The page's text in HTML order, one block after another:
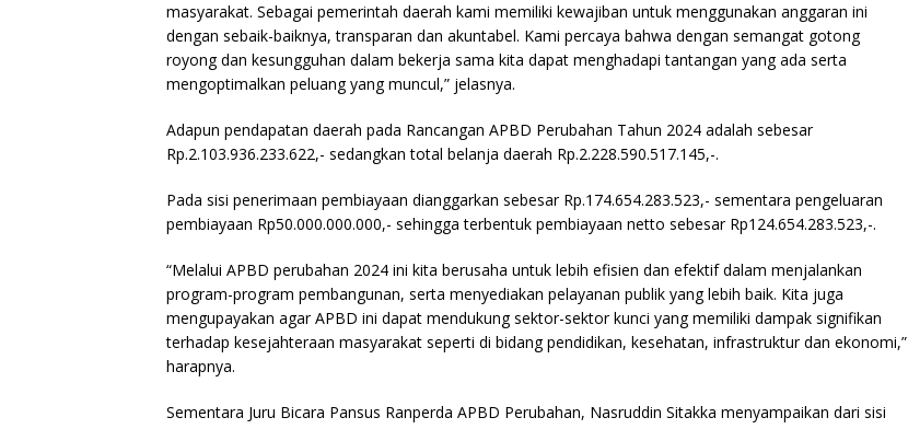
masyarakat. Sebagai pemerintah daerah kami memiliki kewajiban untuk menggunakan anggaran ini
dengan sebaik-baiknya, transparan dan akuntabel. Kami percaya bahwa dengan semangat gotong
royong dan kesungguhan dalam bekerja sama kita dapat menghadapi tantangan yang ada serta
mengoptimalkan peluang yang muncul,” jelasnya.
Adapun pendapatan daerah pada Rancangan APBD Perubahan Tahun 2024 adalah sebesar
Rp.2.103.936.233.622,- sedangkan total belanja daerah Rp.2.228.590.517.145,-.
Pada sisi penerimaan pembiayaan dianggarkan sebesar Rp.174.654.283.523,- sementara pengeluaran
pembiayaan Rp50.000.000.000,- sehingga terbentuk pembiayaan netto sebesar Rp124.654.283.523,-.
“Melalui APBD perubahan 2024 ini kita berusaha untuk lebih efisien dan efektif dalam menjalankan
program-program pembangunan, serta menyediakan pelayanan publik yang lebih baik. Kita juga
mengupayakan agar APBD ini dapat mendukung sektor-sektor kunci yang memiliki dampak signifikan
terhadap kesejahteraan masyarakat seperti di bidang pendidikan, kesehatan, infrastruktur dan ekonomi,”
harapnya.
Sementara Juru Bicara Pansus Ranperda APBD Perubahan, Nasruddin Sitakka menyampaikan dari sisi